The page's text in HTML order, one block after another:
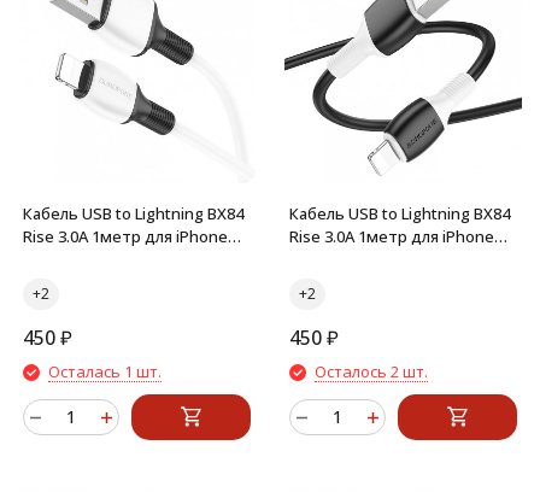
Кабель USB to Lightning BX84
Rise 3.0A 1метр для iPhone
450₽
Осталась 1 шт.
Кабель USB to Lightning BX84
Rise 3.0A 1метр для iPhone
450₽
Осталось 2 шт.